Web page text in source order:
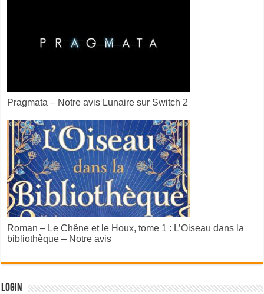
Pragmata – Notre avis Lunaire sur Switch 2
Roman – Le Chêne et le Houx, tome 1 : L’Oiseau dans la
bibliothèque – Notre avis
Login